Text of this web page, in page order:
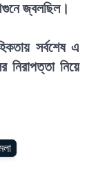
জ্বলছিল।
সর্বশেষ এ
নিরাপত্তা নিয়ে